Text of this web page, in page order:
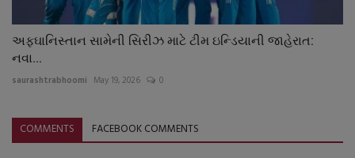
અફઘાનિસ્તાન સામેની સિરીઝ માટે ટીમ ઇન્ડિયાની જાહેરાત:
નવા...
saurashtrabhoomi May 19, 2026 0
COMMENTS FACEBOOK COMMENTS